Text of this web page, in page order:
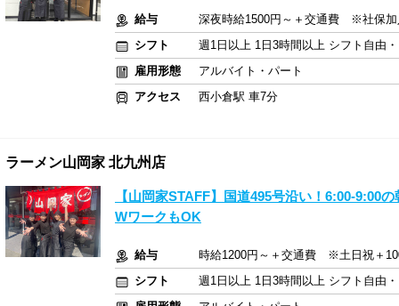
給与
深夜時給1500円～＋交通費 ※社保加
シフト
週1日以上 1日3時間以上 シフト自由
雇用形態
アルバイト・パート
アクセス
西小倉駅 車7分
ラーメン山岡家 北九州店
【山岡家STAFF】国道495号沿い！6:00-9:00
WワークもOK
給与
時給1200円～＋交通費 ※土日祝＋
シフト
週1日以上 1日3時間以上 シフト自由